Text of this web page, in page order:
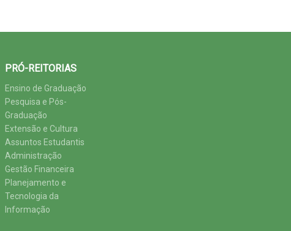
PRÓ-REITORIAS
Ensino de Graduação
Pesquisa e Pós-
Graduação
Extensão e Cultura
Assuntos Estudantis
Administração
Gestão Financeira
Planejamento e
Tecnologia da
Informação